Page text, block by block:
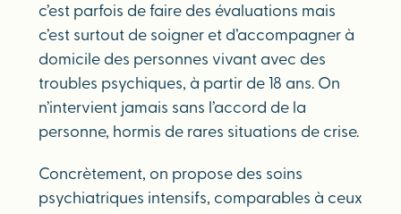
c’est parfois de faire des évaluations mais
c’est surtout de soigner et d’accompagner à
domicile des personnes vivant avec des
troubles psychiques, à partir de 18 ans. On
n’intervient jamais sans l’accord de la
personne, hormis de rares situations de crise.
Concrètement, on propose des soins
psychiatriques intensifs, comparables à ceux